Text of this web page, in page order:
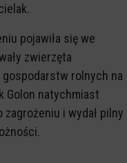
pojawiła się we
zwierzęta
rolnych na
Golon natychmiast
i wydał pilny